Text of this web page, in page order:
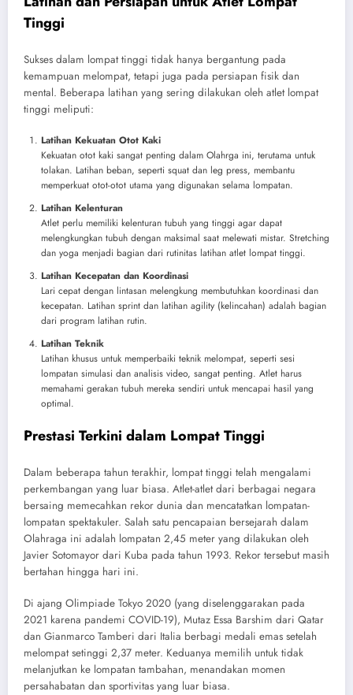
Tinggi
Sukses dalam lompat tinggi tidak hanya bergantung pada
kemampuan melompat, tetapi juga pada persiapan fisik dan
mental. Beberapa latihan yang sering dilakukan oleh atlet lompat
tinggi meliputi:
Latihan Kekuatan Otot Kaki
Kekuatan otot kaki sangat penting dalam Olahrga ini, terutama untuk
tolakan. Latihan beban, seperti squat dan leg press, membantu
memperkuat otot-otot utama yang digunakan selama lompatan.
Latihan Kelenturan
Atlet perlu memiliki kelenturan tubuh yang tinggi agar dapat
melengkungkan tubuh dengan maksimal saat melewati mistar. Stretching
dan yoga menjadi bagian dari rutinitas latihan atlet lompat tinggi.
Latihan Kecepatan dan Koordinasi
Lari cepat dengan lintasan melengkung membutuhkan koordinasi dan
kecepatan. Latihan sprint dan latihan agility (kelincahan) adalah bagian
dari program latihan rutin.
Latihan Teknik
Latihan khusus untuk memperbaiki teknik melompat, seperti sesi
lompatan simulasi dan analisis video, sangat penting. Atlet harus
memahami gerakan tubuh mereka sendiri untuk mencapai hasil yang
optimal.
Prestasi Terkini dalam Lompat Tinggi
Dalam beberapa tahun terakhir, lompat tinggi telah mengalami
perkembangan yang luar biasa. Atlet-atlet dari berbagai negara
bersaing memecahkan rekor dunia dan mencatatkan lompatan-
lompatan spektakuler. Salah satu pencapaian bersejarah dalam
Olahraga ini adalah lompatan 2,45 meter yang dilakukan oleh
Javier Sotomayor dari Kuba pada tahun 1993. Rekor tersebut masih
bertahan hingga hari ini.
Di ajang Olimpiade Tokyo 2020 (yang diselenggarakan pada
2021 karena pandemi COVID-19), Mutaz Essa Barshim dari Qatar
dan Gianmarco Tamberi dari Italia berbagi medali emas setelah
melompat setinggi 2,37 meter. Keduanya memilih untuk tidak
melanjutkan ke lompatan tambahan, menandakan momen
persahabatan dan sportivitas yang luar biasa.